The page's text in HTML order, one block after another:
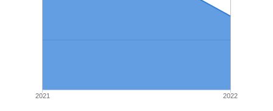
2021 2022